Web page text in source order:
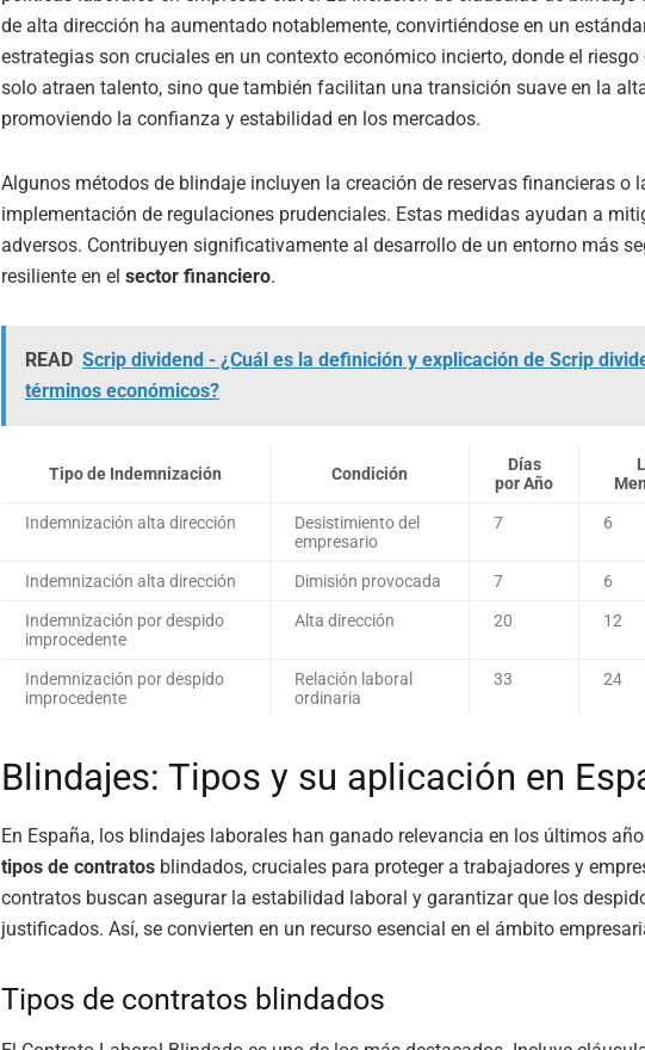
de alta dirección ha aumentado notablemente, convirtiéndose en un
estrategias son cruciales en un contexto económico incierto, donde el riesgo
solo atraen talento, sino que también facilitan una transición suave en la
promoviendo la confianza y estabilidad en los mercados.
Algunos métodos de blindaje incluyen la creación de reservas financieras o
implementación de regulaciones prudenciales. Estas medidas ayudan a
adversos. Contribuyen significativamente al desarrollo de un entorno más
resiliente en el sector financiero.
READ Scrip dividend - ¿Cuál es la definición y explicación de Scrip
términos económicos?
Tipo de Indemnización Condición
Días
por Año
Indemnización alta dirección
Desistimiento del
empresario
7 6
Indemnización alta dirección Dimisión provocada 7 6
Indemnización por despido
improcedente
Alta dirección 20 12
Indemnización por despido
improcedente
Relación laboral
ordinaria
33 24
Blindajes: Tipos y su aplicación en
En España, los blindajes laborales han ganado relevancia en los últimos
tipos de contratos blindados, cruciales para proteger a trabajadores y
contratos buscan asegurar la estabilidad laboral y garantizar que los
justificados. Así, se convierten en un recurso esencial en el ámbito
Tipos de contratos blindados